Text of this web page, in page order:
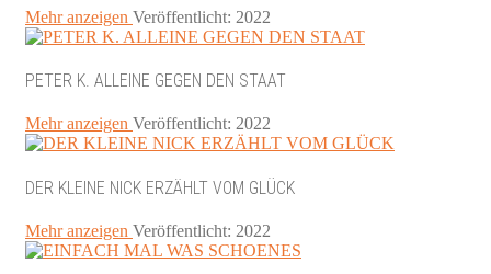
Mehr anzeigen Veröffentlicht: 2022
PETER K. ALLEINE GEGEN DEN STAAT
Mehr anzeigen Veröffentlicht: 2022
DER KLEINE NICK ERZÄHLT VOM GLÜCK
Mehr anzeigen Veröffentlicht: 2022